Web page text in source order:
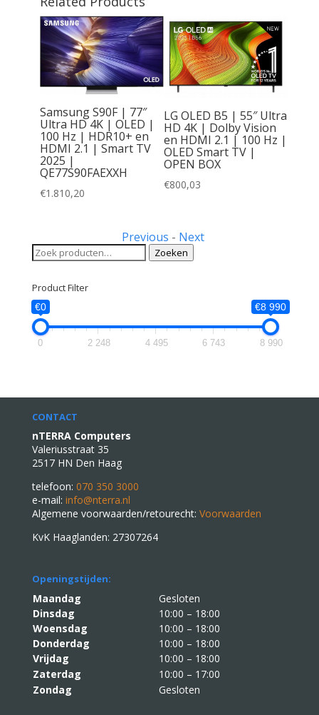
Samsung S90F | 77″
Ultra HD 4K | OLED |
100 Hz | HDR10+ en
HDMI 2.1 | Smart TV
2025 |
QE77S90FAEXXH
€1.810,20
LG OLED B5 | 55″ Ultra
HD 4K | Dolby Vision
en HDMI 2.1 | 100 Hz |
OLED Smart TV |
OPEN BOX
€800,03
Previous - Next
Zoeken
naar:
Zoeken
Product Filter
€0 €8 990
0 2 248 4 495 6 743 8 990
CONTACT
nTERRA Computers
Valeriusstraat 35
2517 HN Den Haag
telefoon: 070 350 3000
e-mail: info@nterra.nl
Algemene voorwaarden/retourecht: Voorwaarden
KvK Haaglanden: 27307264
Openingstijden:
Maandag
Gesloten
Dinsdag
10:00 – 18:00
Woensdag
10:00 – 18:00
Donderdag
10:00 – 18:00
Vrijdag
10:00 – 18:00
Zaterdag
10:00 – 17:00
Zondag
Gesloten